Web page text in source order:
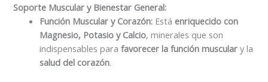
Soporte Muscular y Bienestar General:
Función Muscular y Corazón: Está enriquecido con
Magnesio, Potasio y Calcio, minerales que son
indispensables parafavorecer la función muscular y la
salud del corazón.